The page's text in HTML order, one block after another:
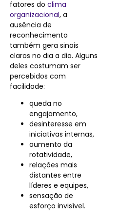
fatores do clima
organizacional, a
ausência de
reconhecimento
também gera sinais
claros no dia a dia. Alguns
deles costumam ser
percebidos com
facilidade:
queda no
engajamento,
desinteresse em
iniciativas internas,
aumento da
rotatividade,
relações mais
distantes entre
líderes e equipes,
sensação de
esforço invisível.